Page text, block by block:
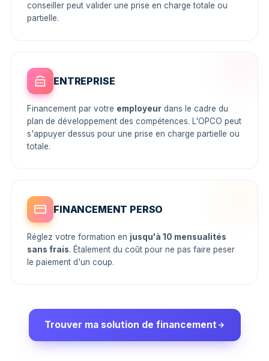
conseiller peut valider une prise en charge totale ou
partielle.
ENTREPRISE
Financement par votre employeur dans le cadre du
plan de développement des compétences. L'OPCO peut
s'appuyer dessus pour une prise en charge partielle ou
totale.
FINANCEMENT PERSO
Réglez votre formation en jusqu'à 10 mensualités
sans frais. Étalement du coût pour ne pas faire peser
le paiement d'un coup.
Trouver ma solution de financement